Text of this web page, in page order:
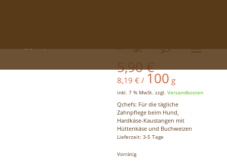
Hard Cracker
5,90€
8,19€ / 100 g
inkl. 7 % MwSt. zzgl.Versandkosten
Qchefs: Für die tägliche
Zahnpflege beim Hund,
Hardkäse-Kaustangen mit
Hüttenkäse und Buchweizen
Lieferzeit:3-5 Tage
Vorrätig